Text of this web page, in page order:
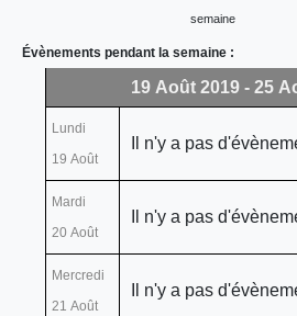
semaine
Évènements pendant la semaine :
19 Août 2019 - 25
Lundi
19 Août
Il n'y a pas
Mardi
20 Août
Il n'y a pas
Mercredi
21 Août
Il n'y a pas